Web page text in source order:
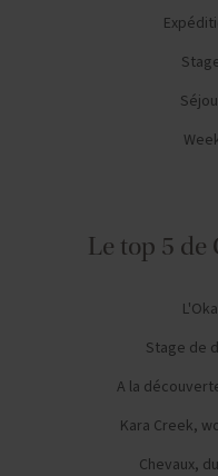
Le top 5 de
Stage de
A la
Kara Creek,
Chevaux,